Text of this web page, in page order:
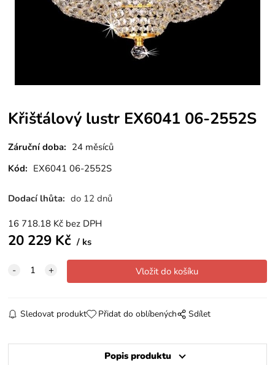
Křišťálový lustr EX6041 06-2552S
Záruční doba: 24 měsíců
Kód: EX6041 06-2552S
Dodací lhůta: do 12 dnů
16 718.18 Kč bez DPH
20 229 Kč ks
Sledovat produkt Přidat do oblíbených Sdílet
Popis produktu